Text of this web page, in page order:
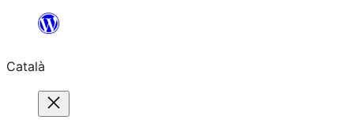
contingut
Català